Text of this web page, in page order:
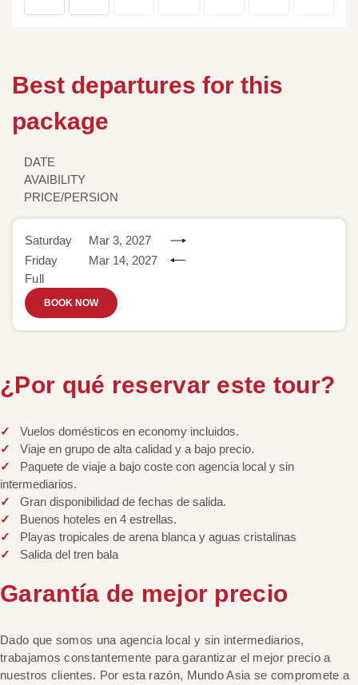
Best departures for this
package
DATE
AVAIBILITY
PRICE/PERSION
Saturday
Mar 3, 2027
Friday
Mar 14, 2027
Full
BOOK NOW
¿Por qué reservar este tour?
Vuelos domésticos en economy incluidos.
Viaje en grupo de alta calidad y a bajo precio.
Paquete de viaje a bajo coste con agencia local y sin
intermediarios.
Gran disponibilidad de fechas de salida.
Buenos hoteles en 4 estrellas.
Playas tropicales de arena blanca y aguas cristalinas
Salida del tren bala
Garantía de mejor precio
Dado que somos una agencia local y sin intermediarios,
trabajamos constantemente para garantizar el mejor precio a
nuestros clientes. Por esta razón, Mundo Asia se compromete a